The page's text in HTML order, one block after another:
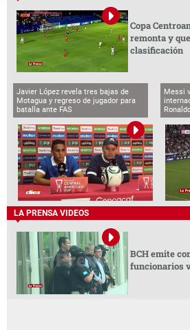
Copa
remonta y
clasificación
Javier López revela tres bajas de
Motagua y regreso de jugador para
batalla ante FAS
Messi
LA PRENSA VIDEOS
BCH emite
funcionarios